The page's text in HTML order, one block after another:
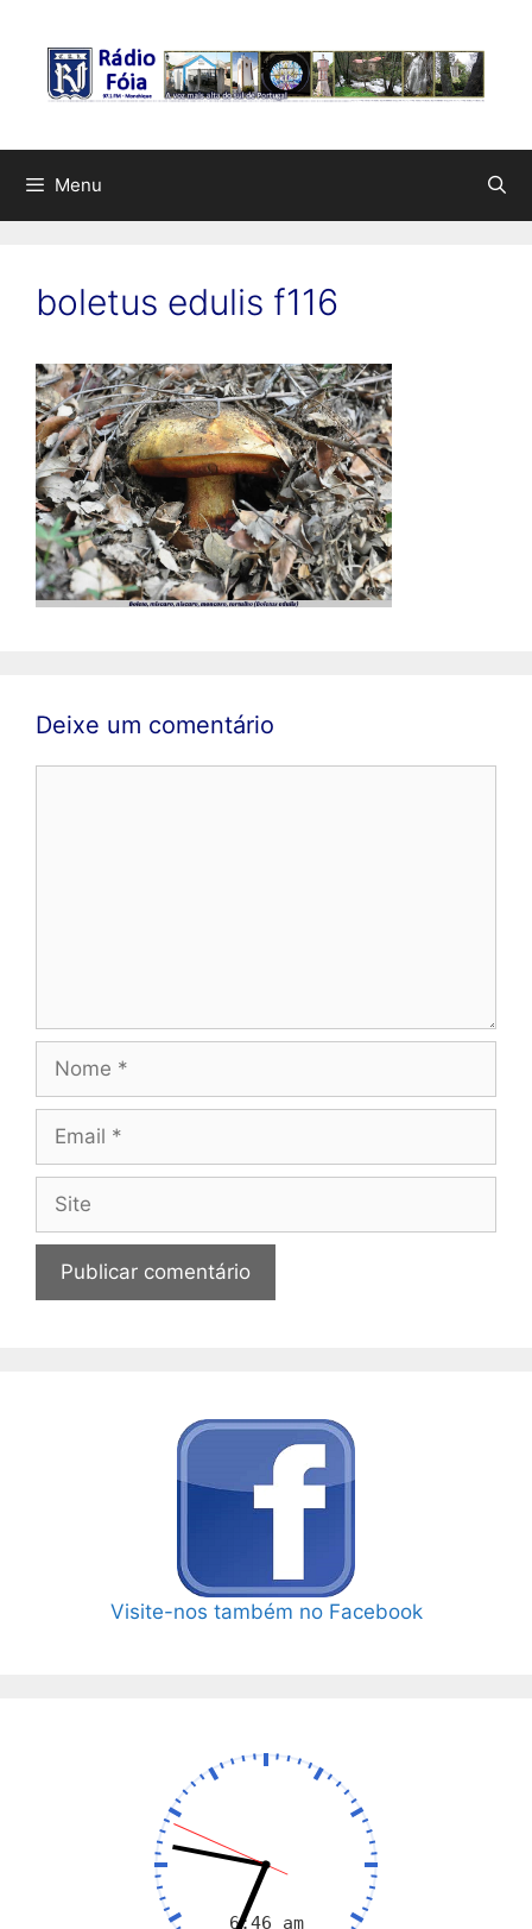
conteúdo
Menu
boletus edulis f116
Deixe um comentário
Nome
Email
Site
Visite-nos também no Facebook